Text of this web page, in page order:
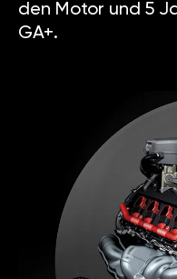
den Motor und 5
GA+.